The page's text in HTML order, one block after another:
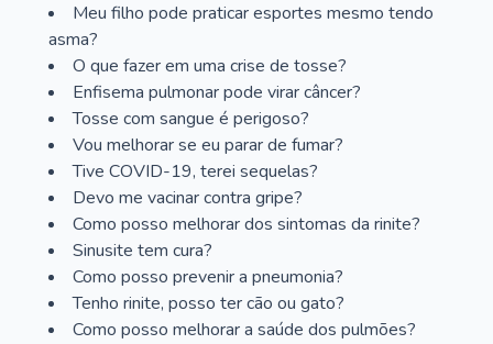
Meu filho pode praticar esportes mesmo tendo
asma?
O que fazer em uma crise de tosse?
Enfisema pulmonar pode virar câncer?
Tosse com sangue é perigoso?
Vou melhorar se eu parar de fumar?
Tive COVID-19, terei sequelas?
Devo me vacinar contra gripe?
Como posso melhorar dos sintomas da rinite?
Sinusite tem cura?
Como posso prevenir a pneumonia?
Tenho rinite, posso ter cão ou gato?
Como posso melhorar a saúde dos pulmões?